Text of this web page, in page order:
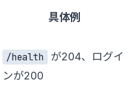
具体例
/health
が204、ログイ
ンが200